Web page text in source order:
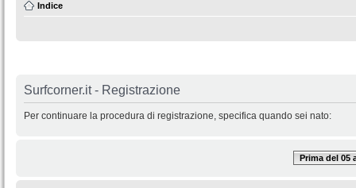
Indice
Surfcorner.it - Registrazione
Per continuare la procedura di registrazione, specifica quando sei nato:
Prima del 05